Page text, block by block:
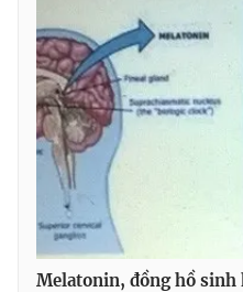
Melatonin, đồng hồ sinh